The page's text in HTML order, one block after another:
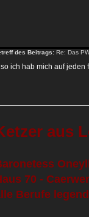
des Beitrags: Re: Das
ich hab mich auf jeden
aus
70 -
Berufe